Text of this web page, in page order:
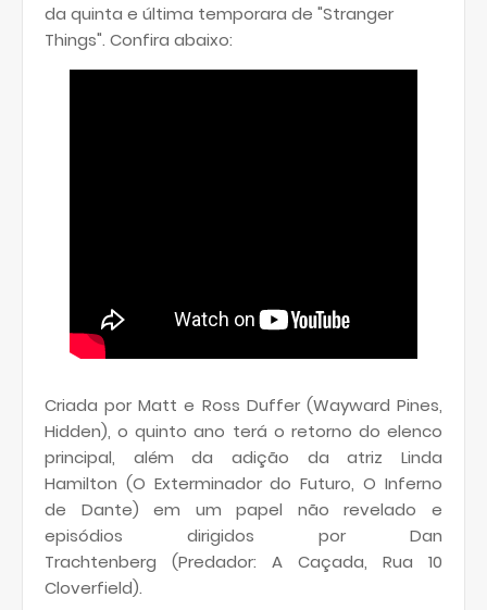
da quinta e última temporara de "Stranger
Things". Confira abaixo:
Criada porMatt e Ross Duffer(Wayward Pines,
Hidden), o quinto ano terá o retorno do elenco
principal, além da adição da atriz Linda
Hamilton (O Exterminador do Futuro, O Inferno
de Dante) em um papel não revelado e
episódios dirigidos por Dan
Trachtenberg (Predador: A Caçada, Rua 10
Cloverfield).